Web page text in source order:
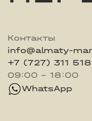
Контакты
info@almaty-
+7 (727) 311
09:00 - 18:00
WhatsApp